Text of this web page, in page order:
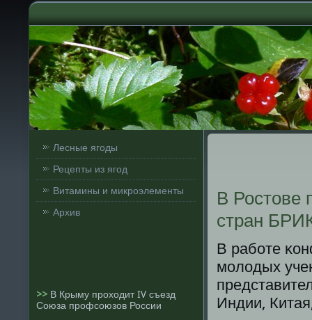
Лесные ягоды
Рецепты из ягод
Витамины и микроэлементы
Архив
>> В Крыму проходит IV съезд
Союза профсоюзов России
В Ростове
стран
В рабοте
мοлодых
Индии,